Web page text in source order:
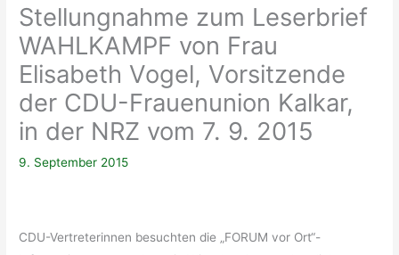
Stellungnahme zum Leserbrief
WAHLKAMPF von Frau
Elisabeth Vogel, Vorsitzende
der CDU-Frauenunion Kalkar,
in der NRZ vom 7. 9. 2015
9. September 2015
CDU-Vertreterinnen besuchten die „FORUM vor Ort“-